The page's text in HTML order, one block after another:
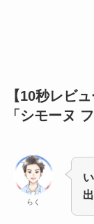
【10秒レビュ
「シモーヌ
らく